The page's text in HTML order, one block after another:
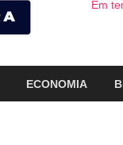
Em
ECONOMIA